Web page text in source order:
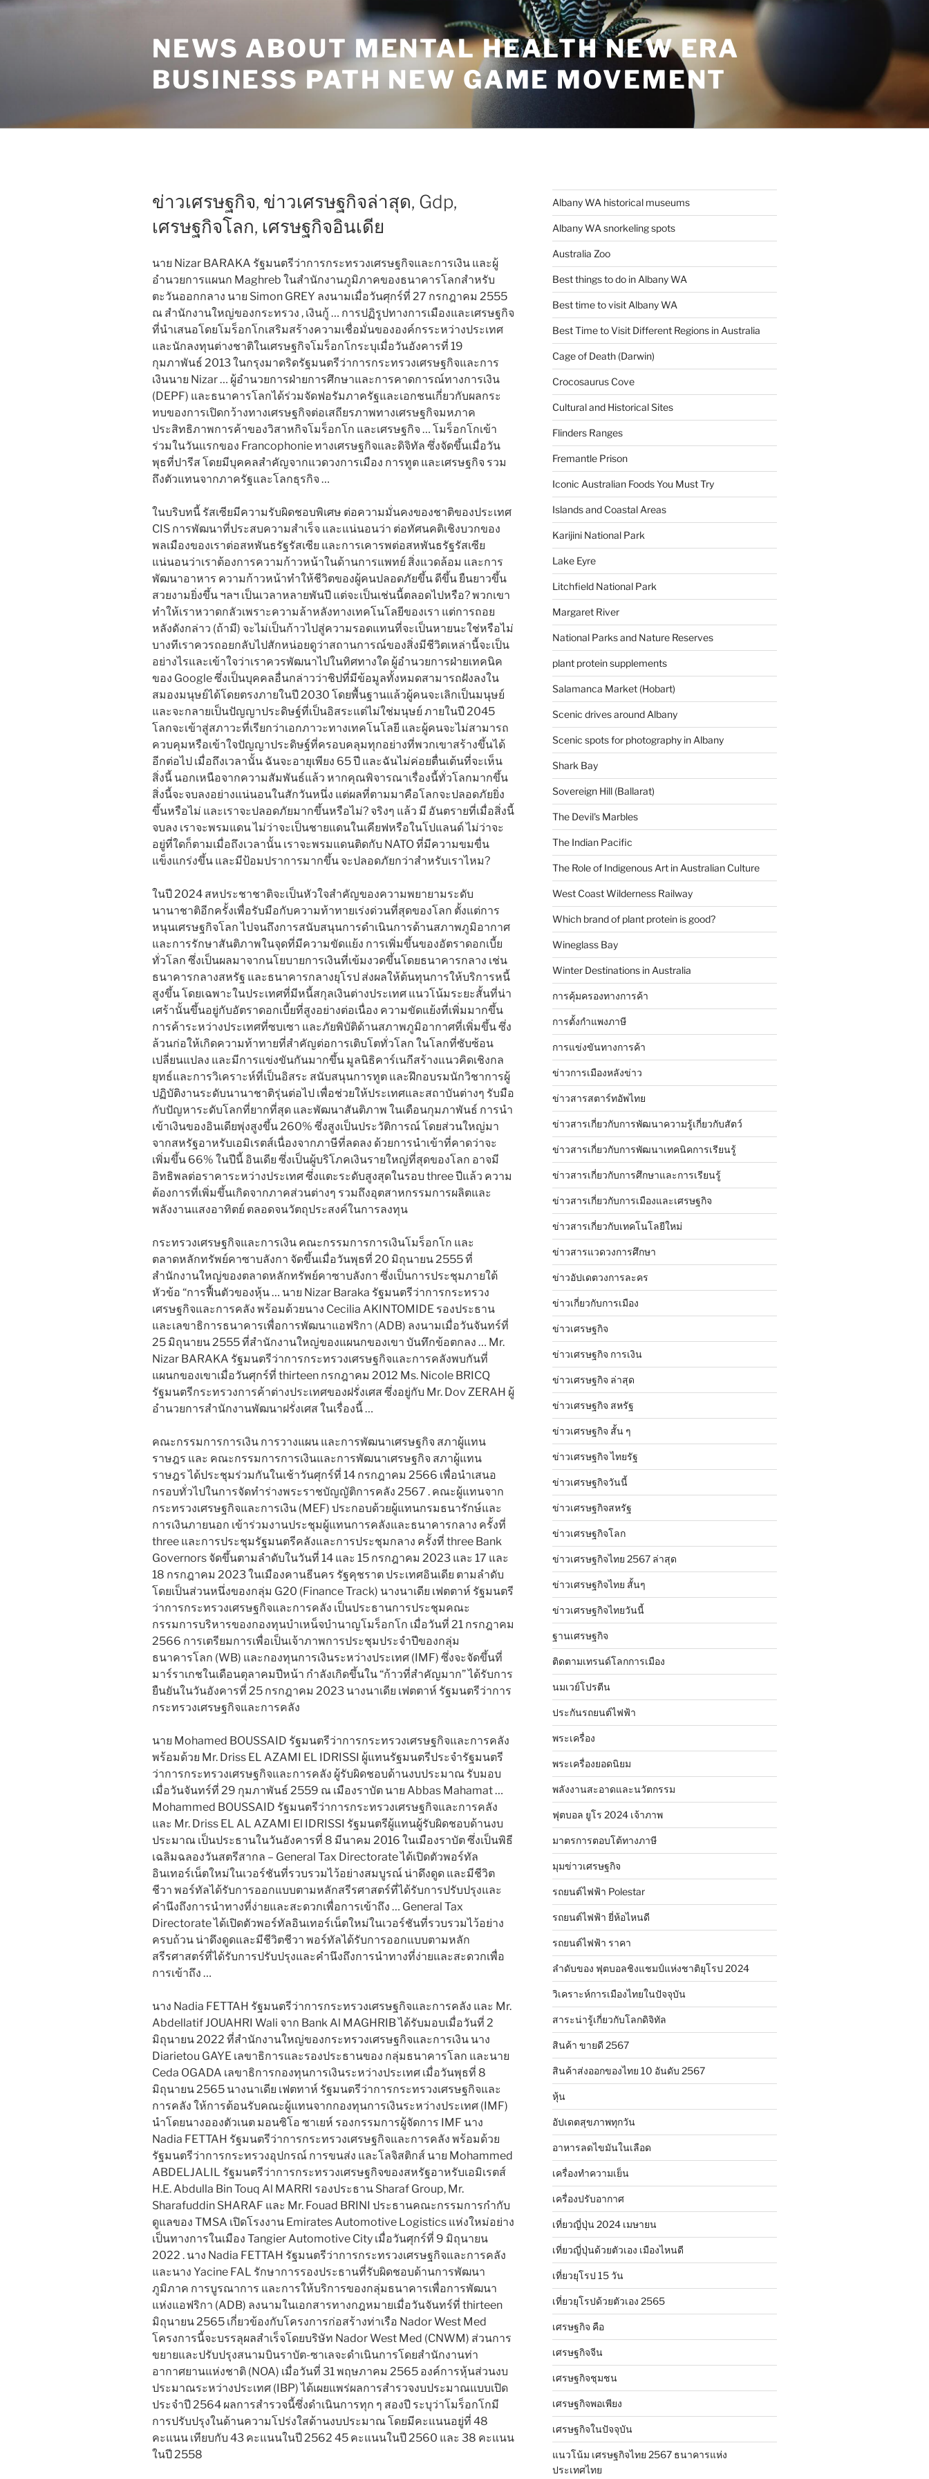
Skip
NEWS ABOUT MENTAL HEALTH NEW ERA
BUSINESS PATH NEW GAME MOVEMENT
ข่าวเศรษฐกิจ, ข่าวเศรษฐกิจล่าสุด, Gdp,
เศรษฐกิจโลก, เศรษฐกิจอินเดีย
นาย Nizar BARAKA รัฐมนตรีว่าการกระทรวงเศรษฐกิจและการเงิน และผู้
อำนวยการแผนก Maghreb ในสำนักงานภูมิภาคของธนาคารโลกสำหรับ
ตะวันออกกลาง นาย Simon GREY ลงนามเมื่อวันศุกร์ที่ 27 กรกฎาคม 2555
ณ สำนักงานใหญ่ของกระทรวง , เงินกู้ … การปฏิรูปทางการเมืองและเศรษฐกิจ
ที่นำเสนอโดยโมร็อกโกเสริมสร้างความเชื่อมั่นขององค์กรระหว่างประเทศ
และนักลงทุนต่างชาติในเศรษฐกิจโมร็อกโกระบุเมื่อวันอังคารที่ 19
กุมภาพันธ์ 2013 ในกรุงมาดริดรัฐมนตรีว่าการกระทรวงเศรษฐกิจและการ
เงินนาย Nizar … ผู้อำนวยการฝ่ายการศึกษาและการคาดการณ์ทางการเงิน
(DEPF) และธนาคารโลกได้ร่วมจัดฟอรัมภาครัฐและเอกชนเกี่ยวกับผลกระ
ทบของการเปิดกว้างทางเศรษฐกิจต่อเสถียรภาพทางเศรษฐกิจมหภาค
ประสิทธิภาพการค้าของวิสาหกิจโมร็อกโก และเศรษฐกิจ … โมร็อกโกเข้า
ร่วมในวันแรกของ Francophonie ทางเศรษฐกิจและดิจิทัล ซึ่งจัดขึ้นเมื่อวัน
พุธที่ปารีส โดยมีบุคคลสำคัญจากแวดวงการเมือง การทูต และเศรษฐกิจ รวม
ถึงตัวแทนจากภาครัฐและโลกธุรกิจ …
ในบริบทนี้ รัสเซียมีความรับผิดชอบพิเศษ ต่อความมั่นคงของชาติของประเทศ
CIS การพัฒนาที่ประสบความสำเร็จ และแน่นอนว่า ต่อทัศนคติเชิงบวกของ
พลเมืองของเราต่อสหพันธรัฐรัสเซีย และการเคารพต่อสหพันธรัฐรัสเซีย
แน่นอนว่าเราต้องการความก้าวหน้าในด้านการแพทย์ สิ่งแวดล้อม และการ
พัฒนาอาหาร ความก้าวหน้าทำให้ชีวิตของผู้คนปลอดภัยขึ้น ดีขึ้น ยืนยาวขึ้น
สวยงามยิ่งขึ้น ฯลฯ เป็นเวลาหลายพันปี แต่จะเป็นเช่นนี้ตลอดไปหรือ? พวกเขา
ทำให้เราหวาดกลัวเพราะความล้าหลังทางเทคโนโลยีของเรา แต่การถอย
หลังดังกล่าว (ถ้ามี) จะไม่เป็นก้าวไปสู่ความรอดแทนที่จะเป็นหายนะใช่หรือไม่
บางทีเราควรถอยกลับไปสักหน่อยดูว่าสถานการณ์ของสิ่งมีชีวิตเหล่านี้จะเป็น
อย่างไรและเข้าใจว่าเราควรพัฒนาไปในทิศทางใด ผู้อำนวยการฝ่ายเทคนิค
ของ Google ซึ่งเป็นบุคคลอื่นกล่าวว่าชิปที่มีข้อมูลทั้งหมดสามารถฝังลงใน
สมองมนุษย์ได้โดยตรงภายในปี 2030 โดยพื้นฐานแล้วผู้คนจะเลิกเป็นมนุษย์
และจะกลายเป็นปัญญาประดิษฐ์ที่เป็นอิสระแต่ไม่ใช่มนุษย์ ภายในปี 2045
โลกจะเข้าสู่สภาวะที่เรียกว่าเอกภาวะทางเทคโนโลยี และผู้คนจะไม่สามารถ
ควบคุมหรือเข้าใจปัญญาประดิษฐ์ที่ครอบคลุมทุกอย่างที่พวกเขาสร้างขึ้นได้
อีกต่อไป เมื่อถึงเวลานั้น ฉันจะอายุเพียง 65 ปี และฉันไม่ค่อยตื่นเต้นที่จะเห็น
สิ่งนี้ นอกเหนือจากความสัมพันธ์แล้ว หากคุณพิจารณาเรื่องนี้ทั่วโลกมากขึ้น
สิ่งนี้จะจบลงอย่างแน่นอนในสักวันหนึ่ง แต่ผลที่ตามมาคือโลกจะปลอดภัยยิ่ง
ขึ้นหรือไม่ และเราจะปลอดภัยมากขึ้นหรือไม่? จริงๆ แล้ว มี อันตรายที่เมื่อสิ่งนี้
จบลง เราจะพรมแดน ไม่ว่าจะเป็นชายแดนในเคียฟหรือในโปแลนด์ ไม่ว่าจะ
อยู่ที่ใดก็ตามเมื่อถึงเวลานั้น เราจะพรมแดนติดกับ NATO ที่มีความขมขื่น
แข็งแกร่งขึ้น และมีป้อมปราการมากขึ้น จะปลอดภัยกว่าสำหรับเราไหม?
ในปี 2024 สหประชาชาติจะเป็นหัวใจสำคัญของความพยายามระดับ
นานาชาติอีกครั้งเพื่อรับมือกับความท้าทายเร่งด่วนที่สุดของโลก ตั้งแต่การ
หนุนเศรษฐกิจโลก ไปจนถึงการสนับสนุนการดำเนินการด้านสภาพภูมิอากาศ
และการรักษาสันติภาพในจุดที่มีความขัดแย้ง การเพิ่มขึ้นของอัตราดอกเบี้ย
ทั่วโลก ซึ่งเป็นผลมาจากนโยบายการเงินที่เข้มงวดขึ้นโดยธนาคารกลาง เช่น
ธนาคารกลางสหรัฐ และธนาคารกลางยุโรป ส่งผลให้ต้นทุนการให้บริการหนี้
สูงขึ้น โดยเฉพาะในประเทศที่มีหนี้สกุลเงินต่างประเทศ แนวโน้มระยะสั้นที่น่า
เศร้านั้นขึ้นอยู่กับอัตราดอกเบี้ยที่สูงอย่างต่อเนื่อง ความขัดแย้งที่เพิ่มมากขึ้น
การค้าระหว่างประเทศที่ซบเซา และภัยพิบัติด้านสภาพภูมิอากาศที่เพิ่มขึ้น ซึ่ง
ล้วนก่อให้เกิดความท้าทายที่สำคัญต่อการเติบโตทั่วโลก ในโลกที่ซับซ้อน
เปลี่ยนแปลง และมีการแข่งขันกันมากขึ้น มูลนิธิคาร์เนกีสร้างแนวคิดเชิงกล
ยุทธ์และการวิเคราะห์ที่เป็นอิสระ สนับสนุนการทูต และฝึกอบรมนักวิชาการผู้
ปฏิบัติงานระดับนานาชาติรุ่นต่อไป เพื่อช่วยให้ประเทศและสถาบันต่างๆ รับมือ
กับปัญหาระดับโลกที่ยากที่สุด และพัฒนาสันติภาพ ในเดือนกุมภาพันธ์ การนำ
เข้าเงินของอินเดียพุ่งสูงขึ้น 260% ซึ่งสูงเป็นประวัติการณ์ โดยส่วนใหญ่มา
จากสหรัฐอาหรับเอมิเรตส์เนื่องจากภาษีที่ลดลง ด้วยการนำเข้าที่คาดว่าจะ
เพิ่มขึ้น 66% ในปีนี้ อินเดีย ซึ่งเป็นผู้บริโภคเงินรายใหญ่ที่สุดของโลก อาจมี
อิทธิพลต่อราคาระหว่างประเทศ ซึ่งแตะระดับสูงสุดในรอบ three ปีแล้ว ความ
ต้องการที่เพิ่มขึ้นเกิดจากภาคส่วนต่างๆ รวมถึงอุตสาหกรรมการผลิตและ
พลังงานแสงอาทิตย์ ตลอดจนวัตถุประสงค์ในการลงทุน
กระทรวงเศรษฐกิจและการเงิน คณะกรรมการการเงินโมร็อกโก และ
ตลาดหลักทรัพย์คาซาบลังกา จัดขึ้นเมื่อวันพุธที่ 20 มิถุนายน 2555 ที่
สำนักงานใหญ่ของตลาดหลักทรัพย์คาซาบลังกา ซึ่งเป็นการประชุมภายใต้
หัวข้อ “การฟื้นตัวของหุ้น … นาย Nizar Baraka รัฐมนตรีว่าการกระทรวง
เศรษฐกิจและการคลัง พร้อมด้วยนาง Cecilia AKINTOMIDE รองประธาน
และเลขาธิการธนาคารเพื่อการพัฒนาแอฟริกา (ADB) ลงนามเมื่อวันจันทร์ที่
25 มิถุนายน 2555 ที่สำนักงานใหญ่ของแผนกของเขา บันทึกข้อตกลง … Mr.
Nizar BARAKA รัฐมนตรีว่าการกระทรวงเศรษฐกิจและการคลังพบกันที่
แผนกของเขาเมื่อวันศุกร์ที่ thirteen กรกฎาคม 2012 Ms. Nicole BRICQ
รัฐมนตรีกระทรวงการค้าต่างประเทศของฝรั่งเศส ซึ่งอยู่กับ Mr. Dov ZERAH ผู้
อำนวยการสำนักงานพัฒนาฝรั่งเศส ในเรื่องนี้ …
คณะกรรมการการเงิน การวางแผน และการพัฒนาเศรษฐกิจ สภาผู้แทน
ราษฎร และ คณะกรรมการการเงินและการพัฒนาเศรษฐกิจ สภาผู้แทน
ราษฎร ได้ประชุมร่วมกันในเช้าวันศุกร์ที่ 14 กรกฎาคม 2566 เพื่อนำเสนอ
กรอบทั่วไปในการจัดทำร่างพระราชบัญญัติการคลัง 2567 . คณะผู้แทนจาก
กระทรวงเศรษฐกิจและการเงิน (MEF) ประกอบด้วยผู้แทนกรมธนารักษ์และ
การเงินภายนอก เข้าร่วมงานประชุมผู้แทนการคลังและธนาคารกลาง ครั้งที่
three และการประชุมรัฐมนตรีคลังและการประชุมกลาง ครั้งที่ three Bank
Governors จัดขึ้นตามลำดับในวันที่ 14 และ 15 กรกฎาคม 2023 และ 17 และ
18 กรกฎาคม 2023 ในเมืองคานธีนคร รัฐคุชราต ประเทศอินเดีย ตามลำดับ
โดยเป็นส่วนหนึ่งของกลุ่ม G20 (Finance Track) นางนาเดีย เฟตตาห์ รัฐมนตรี
ว่าการกระทรวงเศรษฐกิจและการคลัง เป็นประธานการประชุมคณะ
กรรมการบริหารของกองทุนบำเหน็จบำนาญโมร็อกโก เมื่อวันที่ 21 กรกฎาคม
2566 การเตรียมการเพื่อเป็นเจ้าภาพการประชุมประจำปีของกลุ่ม
ธนาคารโลก (WB) และกองทุนการเงินระหว่างประเทศ (IMF) ซึ่งจะจัดขึ้นที่
มาร์ราเกชในเดือนตุลาคมปีหน้า กำลังเกิดขึ้นใน “ก้าวที่สำคัญมาก” ได้รับการ
ยืนยันในวันอังคารที่ 25 กรกฎาคม 2023 นางนาเดีย เฟตตาห์ รัฐมนตรีว่าการ
กระทรวงเศรษฐกิจและการคลัง
นาย Mohamed BOUSSAID รัฐมนตรีว่าการกระทรวงเศรษฐกิจและการคลัง
พร้อมด้วย Mr. Driss EL AZAMI EL IDRISSI ผู้แทนรัฐมนตรีประจำรัฐมนตรี
ว่าการกระทรวงเศรษฐกิจและการคลัง ผู้รับผิดชอบด้านงบประมาณ รับมอบ
เมื่อวันจันทร์ที่ 29 กุมภาพันธ์ 2559 ณ เมืองราบัต นาย Abbas Mahamat …
Mohammed BOUSSAID รัฐมนตรีว่าการกระทรวงเศรษฐกิจและการคลัง
และ Mr. Driss EL AL AZAMI El IDRISSI รัฐมนตรีผู้แทนผู้รับผิดชอบด้านงบ
ประมาณ เป็นประธานในวันอังคารที่ 8 มีนาคม 2016 ในเมืองราบัต ซึ่งเป็นพิธี
เฉลิมฉลองวันสตรีสากล – General Tax Directorate ได้เปิดตัวพอร์ทัล
อินเทอร์เน็ตใหม่ในเวอร์ชันที่รวบรวมไว้อย่างสมบูรณ์ น่าดึงดูด และมีชีวิต
ชีวา พอร์ทัลได้รับการออกแบบตามหลักสรีรศาสตร์ที่ได้รับการปรับปรุงและ
คำนึงถึงการนำทางที่ง่ายและสะดวกเพื่อการเข้าถึง … General Tax
Directorate ได้เปิดตัวพอร์ทัลอินเทอร์เน็ตใหม่ในเวอร์ชันที่รวบรวมไว้อย่าง
ครบถ้วน น่าดึงดูดและมีชีวิตชีวา พอร์ทัลได้รับการออกแบบตามหลัก
สรีรศาสตร์ที่ได้รับการปรับปรุงและคำนึงถึงการนำทางที่ง่ายและสะดวกเพื่อ
การเข้าถึง …
นาง Nadia FETTAH รัฐมนตรีว่าการกระทรวงเศรษฐกิจและการคลัง และ Mr.
Abdellatif JOUAHRI Wali จาก Bank Al MAGHRIB ได้รับมอบเมื่อวันที่ 2
มิถุนายน 2022 ที่สำนักงานใหญ่ของกระทรวงเศรษฐกิจและการเงิน นาง
Diarietou GAYE เลขาธิการและรองประธานของ กลุ่มธนาคารโลก และนาย
Ceda OGADA เลขาธิการกองทุนการเงินระหว่างประเทศ เมื่อวันพุธที่ 8
มิถุนายน 2565 นางนาเดีย เฟตทาห์ รัฐมนตรีว่าการกระทรวงเศรษฐกิจและ
การคลัง ให้การต้อนรับคณะผู้แทนจากกองทุนการเงินระหว่างประเทศ (IMF)
นำโดยนางอองตัวเนต มอนซิโอ ซาเยห์ รองกรรมการผู้จัดการ IMF นาง
Nadia FETTAH รัฐมนตรีว่าการกระทรวงเศรษฐกิจและการคลัง พร้อมด้วย
รัฐมนตรีว่าการกระทรวงอุปกรณ์ การขนส่ง และโลจิสติกส์ นาย Mohammed
ABDELJALIL รัฐมนตรีว่าการกระทรวงเศรษฐกิจของสหรัฐอาหรับเอมิเรตส์
H.E. Abdulla Bin Touq Al MARRI รองประธาน Sharaf Group, Mr.
Sharafuddin SHARAF และ Mr. Fouad BRINI ประธานคณะกรรมการกำกับ
ดูแลของ TMSA เปิดโรงงาน Emirates Automotive Logistics แห่งใหม่อย่าง
เป็นทางการในเมือง Tangier Automotive City เมื่อวันศุกร์ที่ 9 มิถุนายน
2022 . นาง Nadia FETTAH รัฐมนตรีว่าการกระทรวงเศรษฐกิจและการคลัง
และนาง Yacine FAL รักษาการรองประธานที่รับผิดชอบด้านการพัฒนา
ภูมิภาค การบูรณาการ และการให้บริการของกลุ่มธนาคารเพื่อการพัฒนา
แห่งแอฟริกา (ADB) ลงนามในเอกสารทางกฎหมายเมื่อวันจันทร์ที่ thirteen
มิถุนายน 2565 เกี่ยวข้องกับโครงการก่อสร้างท่าเรือ Nador West Med
โครงการนี้จะบรรลุผลสำเร็จโดยบริษัท Nador West Med (CNWM) ส่วนการ
ขยายและปรับปรุงสนามบินราบัต-ซาเลจะดำเนินการโดยสำนักงานท่า
อากาศยานแห่งชาติ (NOA) เมื่อวันที่ 31 พฤษภาคม 2565 องค์การหุ้นส่วนงบ
ประมาณระหว่างประเทศ (IBP) ได้เผยแพร่ผลการสำรวจงบประมาณแบบเปิด
ประจำปี 2564 ผลการสำรวจนี้ซึ่งดำเนินการทุก ๆ สองปี ระบุว่าโมร็อกโกมี
การปรับปรุงในด้านความโปร่งใสด้านงบประมาณ โดยมีคะแนนอยู่ที่ 48
คะแนน เทียบกับ 43 คะแนนในปี 2562 45 คะแนนในปี 2560 และ 38 คะแนน
ในปี 2558
Albany WA historical museums
Albany WA snorkeling spots
Australia Zoo
Best things to do in Albany WA
Best time to visit Albany WA
Best Time to Visit Different Regions in Australia
Cage of Death (Darwin)
Crocosaurus Cove
Cultural and Historical Sites
Flinders Ranges
Fremantle Prison
Iconic Australian Foods You Must Try
Islands and Coastal Areas
Karijini National Park
Lake Eyre
Litchfield National Park
Margaret River
National Parks and Nature Reserves
plant protein supplements
Salamanca Market (Hobart)
Scenic drives around Albany
Scenic spots for photography in Albany
Shark Bay
Sovereign Hill (Ballarat)
The Devil's Marbles
The Indian Pacific
The Role of Indigenous Art in Australian Culture
West Coast Wilderness Railway
Which brand of plant protein is good?
Wineglass Bay
Winter Destinations in Australia
การคุ้มครองทางการค้า
การตั้งกำแพงภาษี
การแข่งขันทางการค้า
ข่าวการเมืองหลังข่าว
ข่าวสารสตาร์ทอัพไทย
ข่าวสารเกี่ยวกับการพัฒนาความรู้เกี่ยวกับสัตว์
ข่าวสารเกี่ยวกับการพัฒนาเทคนิคการเรียนรู้
ข่าวสารเกี่ยวกับการศึกษาและการเรียนรู้
ข่าวสารเกี่ยวกับการเมืองและเศรษฐกิจ
ข่าวสารเกี่ยวกับเทคโนโลยีใหม่
ข่าวสารแวดวงการศึกษา
ข่าวอัปเดตวงการละคร
ข่าวเกี่ยวกับการเมือง
ข่าวเศรษฐกิจ
ข่าวเศรษฐกิจ การเงิน
ข่าวเศรษฐกิจ ล่าสุด
ข่าวเศรษฐกิจ สหรัฐ
ข่าวเศรษฐกิจ สั้น ๆ
ข่าวเศรษฐกิจ ไทยรัฐ
ข่าวเศรษฐกิจวันนี้
ข่าวเศรษฐกิจสหรัฐ
ข่าวเศรษฐกิจโลก
ข่าวเศรษฐกิจไทย 2567 ล่าสุด
ข่าวเศรษฐกิจไทย สั้นๆ
ข่าวเศรษฐกิจไทยวันนี้
ฐานเศรษฐกิจ
ติดตามเทรนด์โลกการเมือง
นมเวย์โปรตีน
ประกันรถยนต์ไฟฟ้า
พระเครื่อง
พระเครื่องยอดนิยม
พลังงานสะอาดและนวัตกรรม
ฟุตบอล ยูโร 2024 เจ้าภาพ
มาตรการตอบโต้ทางภาษี
มุมข่าวเศรษฐกิจ
รถยนต์ไฟฟ้า Polestar
รถยนต์ไฟฟ้า ยี่ห้อไหนดี
รถยนต์ไฟฟ้า ราคา
ลำดับของ ฟุตบอลชิงแชมป์แห่งชาติยุโรป 2024
วิเคราะห์การเมืองไทยในปัจจุบัน
สาระน่ารู้เกี่ยวกับโลกดิจิทัล
สินค้า ขายดี 2567
สินค้าส่งออกของไทย 10 อันดับ 2567
หุ้น
อัปเดตสุขภาพทุกวัน
อาหารลดไขมันในเลือด
เครื่องทำความเย็น
เครื่องปรับอากาศ
เที่ยวญี่ปุ่น 2024 เมษายน
เที่ยวญี่ปุ่นด้วยตัวเอง เมืองไหนดี
เที่ยวยุโรป 15 วัน
เที่ยวยุโรปด้วยตัวเอง 2565
เศรษฐกิจ คือ
เศรษฐกิจจีน
เศรษฐกิจชุมชน
เศรษฐกิจพอเพียง
เศรษฐกิจในปัจจุบัน
แนวโน้ม เศรษฐกิจไทย 2567 ธนาคารแห่ง
ประเทศไทย